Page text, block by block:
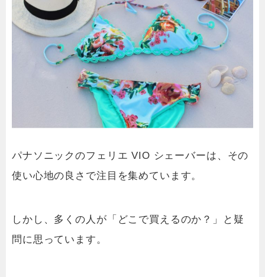
パナソニックのフェリエ VIO シェーバーは、その
使い心地の良さで注目を集めています。
しかし、多くの人が「どこで買えるのか？」と疑
問に思っています。